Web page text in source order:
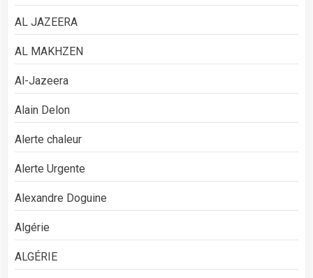
AL JAZEERA
AL MAKHZEN
Al-Jazeera
Alain Delon
Alerte chaleur
Alerte Urgente
Alexandre Doguine
Algérie
ALGÉRIE